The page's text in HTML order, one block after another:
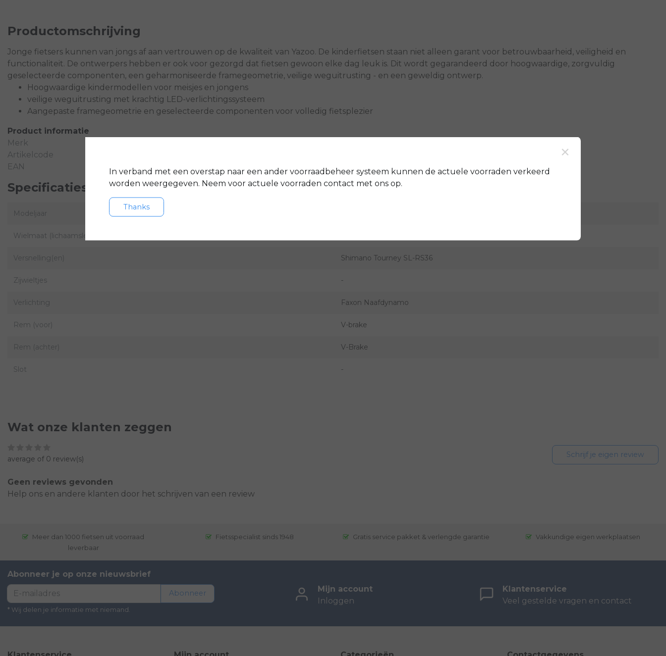
Productomschrijving
Jonge fietsers kunnen van jongs af aan vertrouwen op de kwaliteit van Yazoo. De kinderfietsen staan niet alleen garant voor betrouwbaarheid, veiligheid en
functionaliteit. De ontwerpers hebben er ook voor gezorgd dat fietsen gewoon elke dag leuk is. Dit wordt gegarandeerd door hoogwaardige, zorgvuldig
geselecteerde componenten, een geharmoniseerde framegeometrie, veilige weguitrusting - en een geweldig ontwerp.
Hoogwaardige kindermodellen voor meisjes en jongens
veilige weguitrusting met krachtig LED-verlichtingssysteem
Aangepaste framegeometrie en geselecteerde componenten voor volledig fietsplezier
Product informatie
Merk
Artikelcode
EAN
4063518169313
Specificaties
Modeljaar
Wielmaat (lichaamslengte)
Versnelling(en) Shimano Tourney SL-RS36
Zijwieltjes -
Verlichting Faxon Naafdynamo
Rem (voor) V-brake
Rem (achter) V-Brake
Slot -
Wat onze klanten zeggen
average of 0 review(s) Schrijf je eigen review
Geen reviews gevonden
Help ons en andere klanten door het schrijven van een review
Meer dan 1000 fietsen uit voorraad
leverbaar
Fietsspecialist sinds 1948 Gratis service pakket & verlengde garantie Vakkundige eigen werkplaatsen
Abonneer je op onze nieuwsbrief
Abonneer
* Wij delen je informatie met niemand.
Mijn account
Inloggen
Klantenservice
Veel gestelde vragen en contact
×
In verband met een overstap naar een ander voorraadbeheer systeem kunnen de actuele voorraden verkeerd
worden weergegeven. Neem voor actuele voorraden contact met ons op.
Thanks